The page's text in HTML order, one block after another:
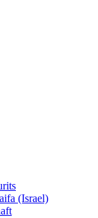
(Israel)